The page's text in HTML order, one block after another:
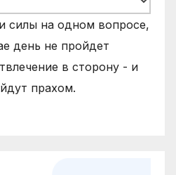
силы на одном вопросе,
день не пройдет
в сторону - и
прахом.